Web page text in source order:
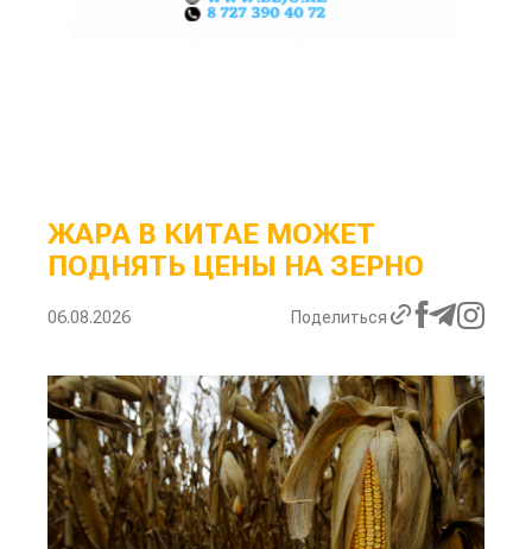
ЖАРА В КИТАЕ МОЖЕТ
ПОДНЯТЬ ЦЕНЫ НА ЗЕРНО
06.08.2026 Поделиться